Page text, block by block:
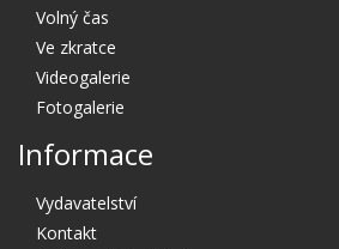
Volný čas
Ve zkratce
Videogalerie
Fotogalerie
Informace
Vydavatelství
Kontakt